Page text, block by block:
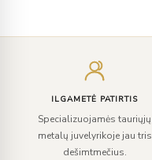
ILGAMETĖ PATIRTIS
Specializuojamės tauriųjų
metalų juvelyrikoje jau tris
dešimtmečius.